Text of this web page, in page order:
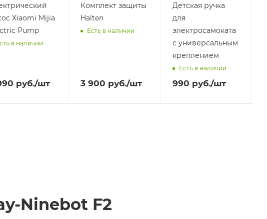
Xiaomi Mijia
Pump
в наличии
руб./шт
Комплект защиты
Halten
Есть в наличии
3 900 руб./шт
Детская ручка
для
электросамоката
с универсальным
креплением
Есть в наличии
990 руб./шт
Ninebot F2